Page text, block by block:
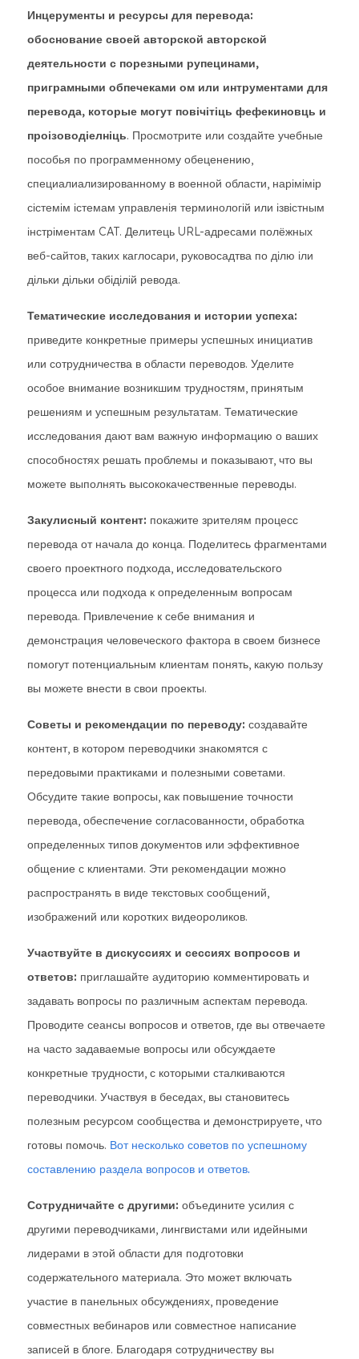
Инцерументы и ресурсы для перевода:
обоснование своей авторской авторской
деятельности с порезными рупецинами,
приграмными обпечеками ом или интрументами для
перевода, которые могут повічітіць фефекиновць и
проізоводіелніць. Просмотрите или создайте учебные
пособья по программенному обеценению,
специалиализированному в военной области, нарімімір
сістемім істемам управленія терминологій или ізвістным
інстріментам CAT. Делитець URL-адресами полёжных
веб-сайтов, таких каглосари, руковосадтва по ділю іли
дільки дільки обіділій ревода.
Тематические исследования и истории успеха:
приведите конкретные примеры успешных инициатив
или сотрудничества в области переводов. Уделите
особое внимание возникшим трудностям, принятым
решениям и успешным результатам. Тематические
исследования дают вам важную информацию о ваших
способностях решать проблемы и показывают, что вы
можете выполнять высококачественные переводы.
Закулисный контент: покажите зрителям процесс
перевода от начала до конца. Поделитесь фрагментами
своего проектного подхода, исследовательского
процесса или подхода к определенным вопросам
перевода. Привлечение к себе внимания и
демонстрация человеческого фактора в своем бизнесе
помогут потенциальным клиентам понять, какую пользу
вы можете внести в свои проекты.
Советы и рекомендации по переводу: создавайте
контент, в котором переводчики знакомятся с
передовыми практиками и полезными советами.
Обсудите такие вопросы, как повышение точности
перевода, обеспечение согласованности, обработка
определенных типов документов или эффективное
общение с клиентами. Эти рекомендации можно
распространять в виде текстовых сообщений,
изображений или коротких видеороликов.
Участвуйте в дискуссиях и сессиях вопросов и
ответов: приглашайте аудиторию комментировать и
задавать вопросы по различным аспектам перевода.
Проводите сеансы вопросов и ответов, где вы отвечаете
на часто задаваемые вопросы или обсуждаете
конкретные трудности, с которыми сталкиваются
переводчики. Участвуя в беседах, вы становитесь
полезным ресурсом сообщества и демонстрируете, что
готовы помочь. Вот несколько советов по успешному
составлению раздела вопросов и ответов.
Сотрудничайте с другими: объедините усилия с
другими переводчиками, лингвистами или идейными
лидерами в этой области для подготовки
содержательного материала. Это может включать
участие в панельных обсуждениях, проведение
совместных вебинаров или совместное написание
записей в блоге. Благодаря сотрудничеству вы